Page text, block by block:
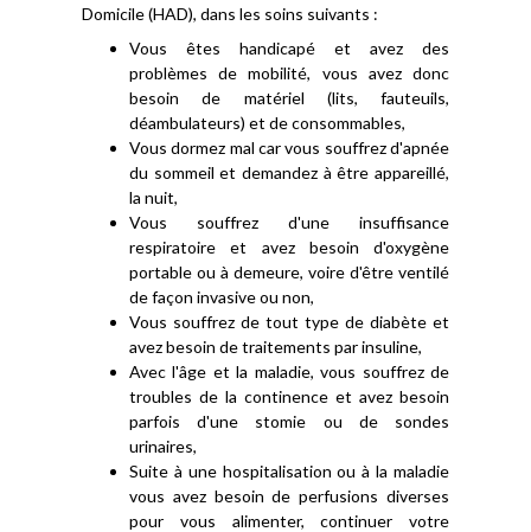
Domicile (HAD), dans les soins suivants :
Vous êtes handicapé et avez des
problèmes de mobilité, vous avez donc
besoin de matériel (lits, fauteuils,
déambulateurs) et de consommables,
Vous dormez mal car vous souffrez d'apnée
du sommeil et demandez à être appareillé,
la nuit,
Vous souffrez d'une insuffisance
respiratoire et avez besoin d'oxygène
portable ou à demeure, voire d'être ventilé
de façon invasive ou non,
Vous souffrez de tout type de diabète et
avez besoin de traitements par insuline,
Avec l'âge et la maladie, vous souffrez de
troubles de la continence et avez besoin
parfois d'une stomie ou de sondes
urinaires,
Suite à une hospitalisation ou à la maladie
vous avez besoin de perfusions diverses
pour vous alimenter, continuer votre